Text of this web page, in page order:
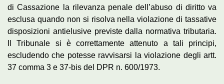
di Cassazione la rilevanza penale dell’abuso di diritto va
esclusa quando non si risolva nella violazione di tassative
disposizioni antielusive previste dalla normativa tributaria.
Il Tribunale si è correttamente attenuto a tali principi,
escludendo che potesse ravvisarsi la violazione degli artt.
37 comma 3 e 37-bis del DPR n. 600/1973.